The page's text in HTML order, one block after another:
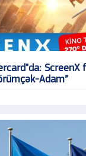
ScreenX
Adam”